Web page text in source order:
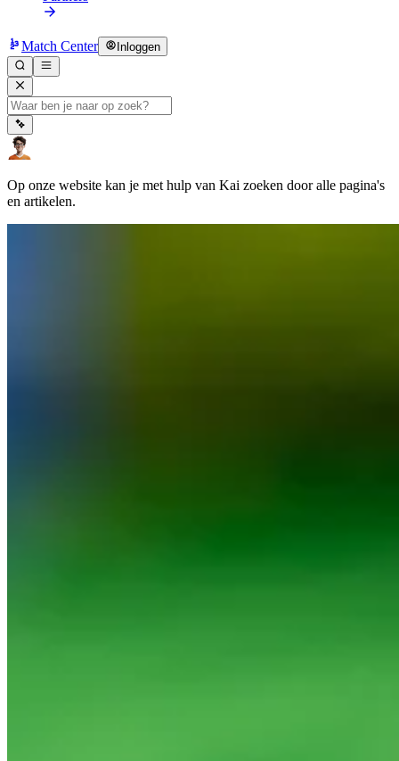
Match Center Inloggen
Op onze website kan je met hulp van Kai zoeken door alle pagina's
en artikelen.